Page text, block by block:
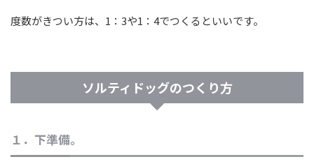
度数がきつい方は、1：3や1：4でつくるといいです。
ソルティドッグのつくり方
１．下準備。